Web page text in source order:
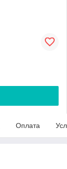
Оплата